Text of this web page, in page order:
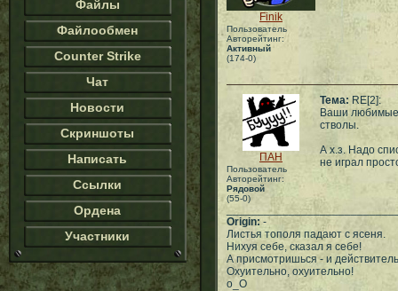
Файлы
Файлообмен
Counter Strike
Чат
Новости
Скриншоты
Написать
Ссылки
Ордена
Участники
Finik
Пользователь
Авторейтинг:
Активный
(174-0)
ПАН
Пользователь
Авторейтинг:
Рядовой
(55-0)
Тема: RE[2]:
Ваши любимые
стволы.
А х.з. Надо
не играл
Origin: -
Листья тополя падают с ясеня.
Нихуя себе, сказал я себе!
А присмотришься - и
Охуительно, охуительно!
о_О